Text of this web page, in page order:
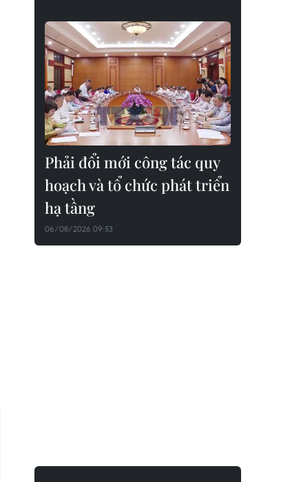
Phải đổi mới công tác quy
hoạch và tổ chức phát triển
hạ tầng
06/08/2026 09:53